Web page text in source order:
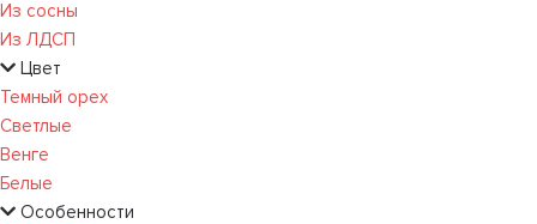
Из сосны
Из ЛДСП
Цвет
Темный орех
Светлые
Венге
Белые
Особенности